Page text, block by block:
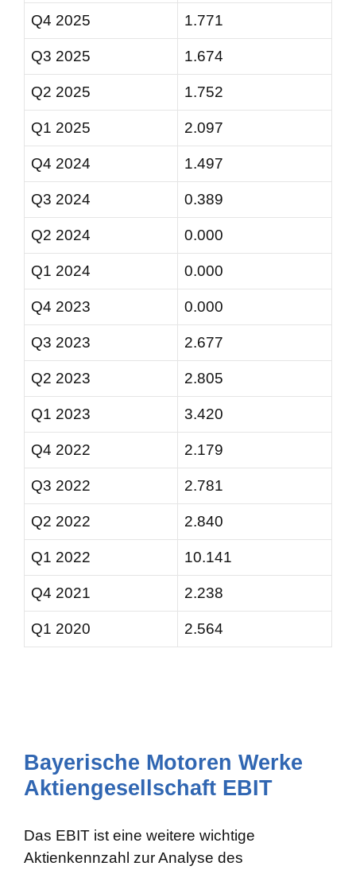
Q4 2025 1.771
Q3 2025 1.674
Q2 2025 1.752
Q1 2025 2.097
Q4 2024 1.497
Q3 2024 0.389
Q2 2024 0.000
Q1 2024 0.000
Q4 2023 0.000
Q3 2023 2.677
Q2 2023 2.805
Q1 2023 3.420
Q4 2022 2.179
Q3 2022 2.781
Q2 2022 2.840
Q1 2022 10.141
Q4 2021 2.238
Q1 2020 2.564
Bayerische Motoren Werke
Aktiengesellschaft EBIT
Das EBIT ist eine weitere wichtige
Aktienkennzahl zur Analyse des